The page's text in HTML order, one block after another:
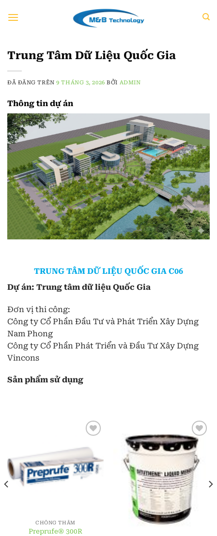
đến
Trung Tâm Dữ Liệu Quốc Gia
ĐÃ ĐĂNG TRÊN9 THÁNG 3, 2026 BỞI ADMIN
Thông tin dự án
TRUNG TÂM DỮ LIỆU QUỐC GIA C06
Dự án: Trung tâm dữ liệu Quốc Gia
Đơn vị thi công:
Công ty Cổ Phần Đầu Tư và Phát Triển Xây Dựng
Nam Phong
Công ty Cổ Phần Phát Triển và Đầu Tư Xây Dựng
Vincons
Sản phẩm sử dụng
CHỐNG THẤM
Preprufe® 300R